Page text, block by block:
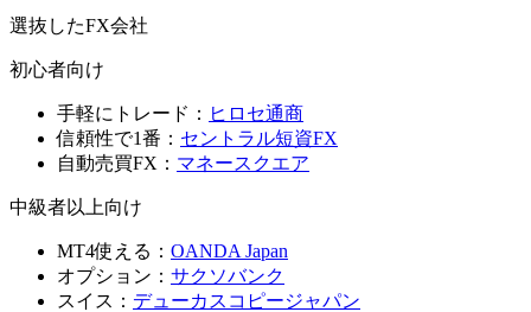
選抜したFX会社
初心者向け
手軽にトレード： ヒロセ通商
信頼性で1番： セントラル短資FX
自動売買FX： マネースクエア
中級者以上向け
MT4使える： OANDA Japan
オプション： サクソバンク
スイス： デューカスコピージャパン